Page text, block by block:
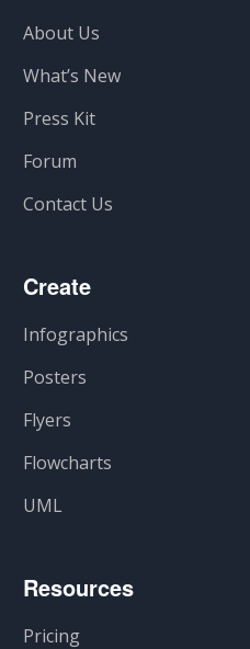
About Us
What’s New
Press Kit
Forum
Contact Us
Create
Infographics
Posters
Flyers
Flowcharts
UML
Resources
Pricing